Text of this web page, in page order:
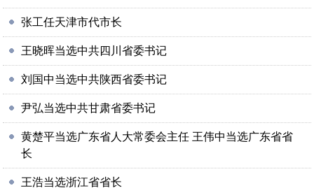
张工任天津市代市长
王晓晖当选中共四川省委书记
刘国中当选中共陕西省委书记
尹弘当选中共甘肃省委书记
黄楚平当选广东省人大常委会主任 王伟中当选广东省省
长
王浩当选浙江省省长